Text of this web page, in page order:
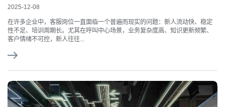
2025-12-08
在许多企业中，客服岗位一直面临一个普遍而现实的问题：新人流动快、稳定
性不足、培训周期长。尤其在呼叫中心场景，业务复杂度高、知识更新频繁、
客户情绪不可控，新人往往...